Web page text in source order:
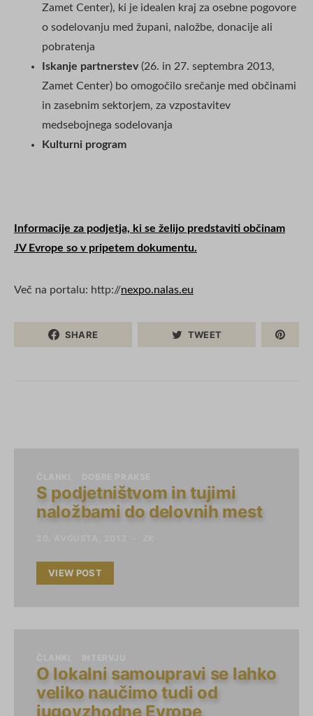
Zamet Center), ki je idealen kraj za osebne pogovore
o sodelovanju med župani, naložbe, donacije ali
pobratenja
Iskanje partnerstev(26. in 27. septembra 2013,
Zamet Center) bo omogočilo srečanje med občinami
in zasebnim sektorjem, za vzpostavitev
medsebojnega sodelovanja
Kulturni program
Informacije za podjetja, ki se želijo predstaviti občinam
JV Evrope so v pripetem dokumentu.
Več na portalu: http://nexpo.nalas.eu
SHARE TWEET
S podjetništvom in tujimi
naložbami do delovnih mest
VIEW POST
O lokalni samoupravi se lahko
veliko naučimo tudi od
jugovzhodne Evrope